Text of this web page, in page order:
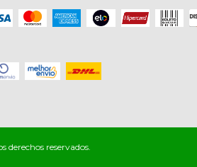
derechos reservados.